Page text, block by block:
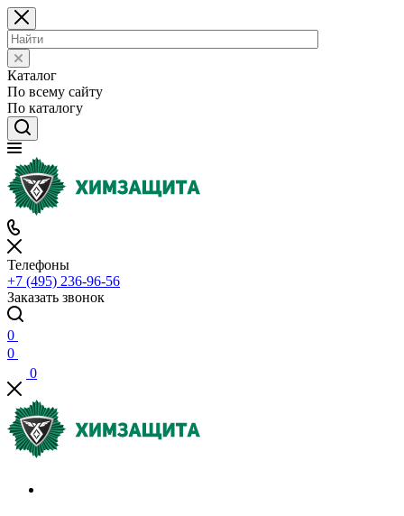
Каталог
По всему сайту
По каталогу
Телефоны
+7 (495) 236-96-56
Заказать звонок
0
0
0